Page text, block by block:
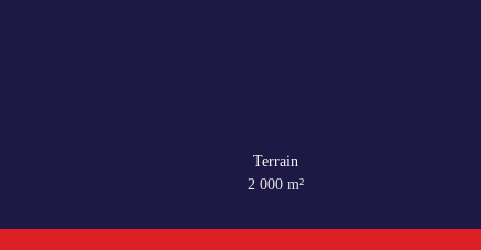
Terrain
2 000m²